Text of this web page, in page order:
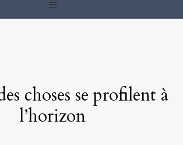
choses se profilent à
l’horizon